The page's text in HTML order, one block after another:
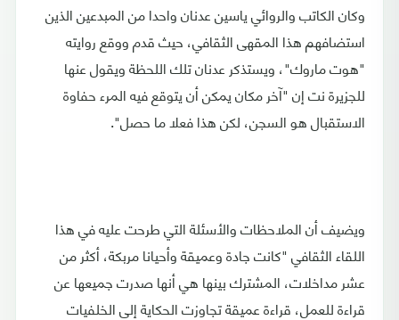
وكان الكاتب والروائي ياسين عدنان واحدا من المبدعين الذين
استضافهم هذا المقهى الثقافي، حيث قدم ووقع روايته
"هوت ماروك"، ويستذكر عدنان تلك اللحظة ويقول عنها
للجزيرة نت إن "آخر مكان يمكن أن يتوقع فيه المرء حفاوة
الاستقبال هو السجن، لكن هذا فعلا ما حصل".
ويضيف أن الملاحظات والأسئلة التي طرحت عليه في هذا
اللقاء الثقافي "كانت جادة وعميقة وأحيانا مربكة، أكثر من
عشر مداخلات، المشترك بينها هي أنها صدرت جميعها عن
قراءة للعمل، قراءة عميقة تجاوزت الحكاية إلى الخلفيات